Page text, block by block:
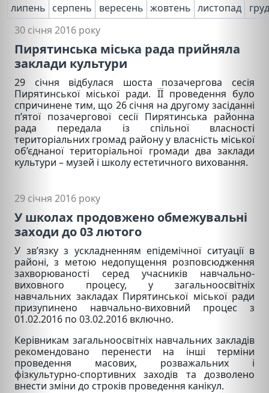
липень серпень вересень жовтень листопад
30 січня 2016 року
Пирятинська міська рада прийняла
заклади культури
29 січня відбулася шоста позачергова сесія
Пирятинської міської ради. ЇЇ проведення було
спричинене тим, що 26 січня на другому засіданні
п’ятої позачергової сесії Пирятинська районна
рада передала із спільної власності
територіальних громад району у власність міської
об’єднаної територіальної громади два заклади
культури – музей і школу естетичного виховання.
29 січня 2016 року
У школах продовжено обмежувальні
заходи до 03 лютого
У зв’язку з ускладненням епідемічної ситуації в
районі, з метою недопущення розповсюдження
захворюваності серед учасників навчально-
виховного процесу, у загальноосвітніх
навчальних закладах Пирятинської міської ради
призупинено навчально-виховний процес з
01.02.2016 по 03.02.2016 включно.
Керівникам загальноосвітніх навчальних закладів
рекомендовано перенести на інші терміни
проведення масових, розважальних і
фізкультурно-спортивних заходів та дозволено
внести зміни до строків проведення канікул.